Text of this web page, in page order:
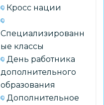
Кросс нации
Специализированн
ые классы
День работника
дополнительного
образования
Дополнительное